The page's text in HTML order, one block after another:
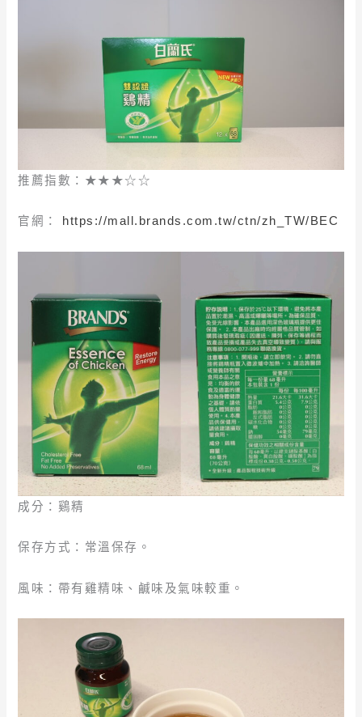
推薦指數：★★★☆☆
官網： https://mall.brands.com.tw/ctn/zh_TW/BEC
成分：鷄精
保存方式：常溫保存。
風味：帶有雞精味、鹹味及氣味較重。